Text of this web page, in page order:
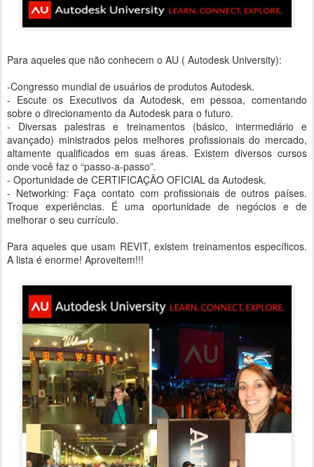
Para aqueles que não conhecem o AU ( Autodesk University):
-Congresso mundial de usuários de produtos Autodesk.
- Escute os Executivos da Autodesk, em pessoa, comentando
sobre o direcionamento da Autodesk para o futuro.
- Diversas palestras e treinamentos (básico, intermediário e
avançado) ministrados pelos melhores profissionais do mercado,
altamente qualificados em suas áreas. Existem diversos cursos
onde você faz o “passo-a-passo”.
- Oportunidade de CERTIFICAÇÃO OFICIAL da Autodesk.
- Networking: Faça contato com profissionais de outros países.
Troque experiências. É uma oportunidade de negócios e de
melhorar o seu currículo.
Para aqueles que usam REVIT, existem treinamentos específicos.
A lista é enorme! Aproveitem!!!